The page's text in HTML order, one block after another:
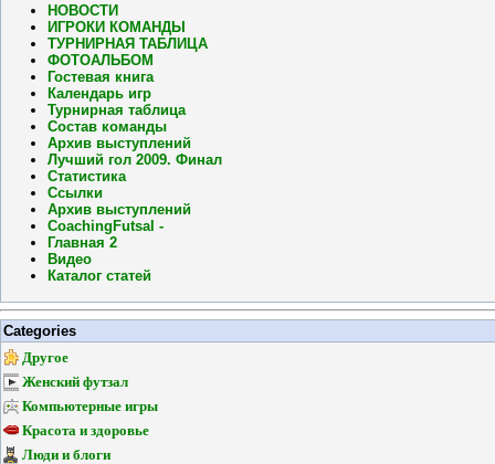
НОВОСТИ
ИГРОКИ КОМАНДЫ
ТУРНИРНАЯ ТАБЛИЦА
ФОТОАЛЬБОМ
Гостевая книга
Календарь игр
Турнирная таблица
Состав команды
Архив выступлений
Лучший гол 2009. Финал
Статистика
Ссылки
Архив выступлений
CoachingFutsal -
Главная 2
Видео
Каталог статей
Categories
Другое
Женский футзал
Компьютерные игры
Красота и здоровье
Люди и блоги